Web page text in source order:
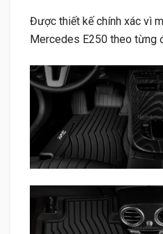
Được thiết kế chính xác vì
Mercedes E250 theo từng